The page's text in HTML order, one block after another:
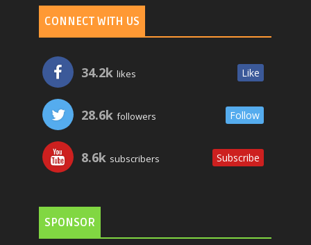
CONNECT WITH US
34.2k likes Like
28.6k followers Follow
8.6k subscribers Subscribe
SPONSOR